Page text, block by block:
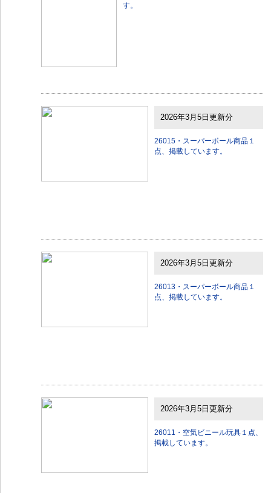
す。
2026年3月5日更新分
26015・スーパーボール商品１
点、掲載しています。
2026年3月5日更新分
26013・スーパーボール商品１
点、掲載しています。
2026年3月5日更新分
26011・空気ビニール玩具１点、
掲載しています。